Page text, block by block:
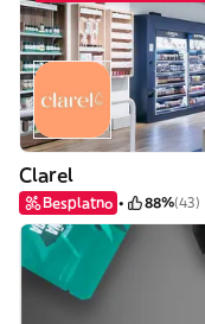
Clarel
Besplatno 88%(43)